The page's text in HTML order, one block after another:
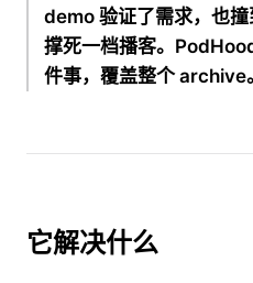
demo 验证了需求，也
撑死一档播客。
件事，覆盖整个 archive。
它解决什么